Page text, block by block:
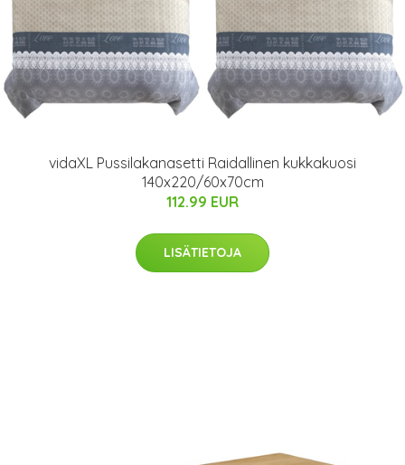
vidaXL Pussilakanasetti Raidallinen kukkakuosi
140x220/60x70cm
112.99 EUR
LISÄTIETOJA